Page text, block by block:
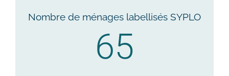
Nombre de ménages labellisés SYPLO
65